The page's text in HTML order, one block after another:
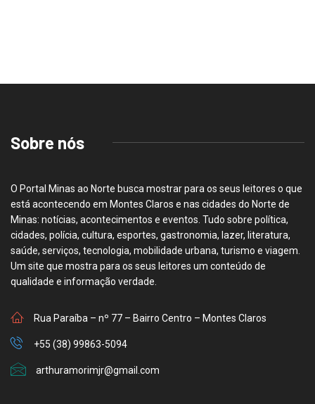
Sobre nós
O Portal Minas ao Norte busca mostrar para os seus leitores o que
está acontecendo em Montes Claros e nas cidades do Norte de
Minas: notícias, acontecimentos e eventos. Tudo sobre política,
cidades, polícia, cultura, esportes, gastronomia, lazer, literatura,
saúde, serviços, tecnologia, mobilidade urbana, turismo e viagem.
Um site que mostra para os seus leitores um conteúdo de
qualidade e informação verdade.
Rua Paraíba – nº 77 – Bairro Centro – Montes Claros
+55 (38) 99863-5094
arthuramorimjr@gmail.com